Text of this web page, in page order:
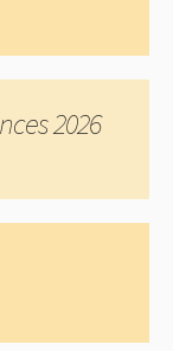
2026